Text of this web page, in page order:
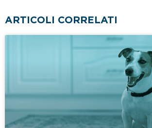
ARTICOLI CORRELATI